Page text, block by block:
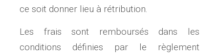
ce soit donner lieu à rétribution.
Les frais sont remboursés dans les
conditions définies par le règlement